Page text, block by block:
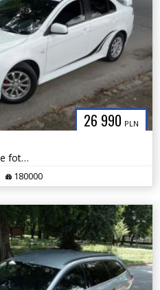
26 990 PLN
. Kamera .. Klimatronik .. Grzane fotele .. Bi-Xenon z doświetlaniem .
180000